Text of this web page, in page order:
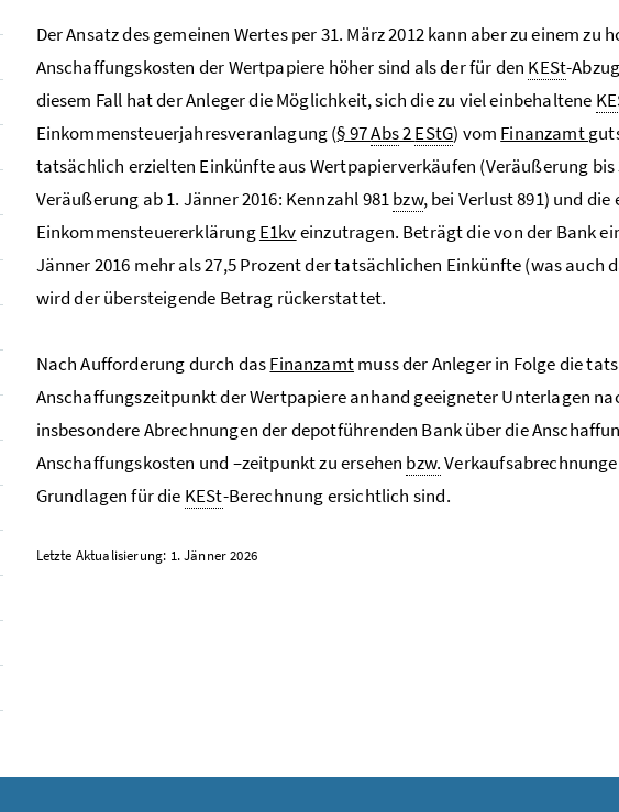
Der Ansatz des gemeinen Wertes per 31. März 2012 kann aber zu einem zu
Anschaffungskosten der Wertpapiere höher sind als der für den KESt-
diesem Fall hat der Anleger die Möglichkeit, sich die zu viel einbehaltene
Einkommensteuerjahresveranlagung (§ 97Abs2EStG) vom Finanzamt
tatsächlich erzielten Einkünfte aus Wertpapierverkäufen (Veräußerung bis
Veräußerung ab 1. Jänner 2016: Kennzahl 981bzw, bei Verlust 891) und
EinkommensteuererklärungE1kveinzutragen. Beträgt die von der Bank
Jänner 2016 mehr als 27,5 Prozent der tatsächlichen Einkünfte (was auch
wird der übersteigende Betrag rückerstattet.
Nach Aufforderung durch dasFinanzamtmuss der Anleger in Folge die
Anschaffungszeitpunkt der Wertpapiere anhand geeigneter Unterlagen
insbesondere Abrechnungen der depotführenden Bank über die
Anschaffungskosten und –zeitpunkt zu ersehen bzw.
Grundlagen für die KESt-Berechnung ersichtlich sind.
Letzte Aktualisierung: 1. Jänner 2026